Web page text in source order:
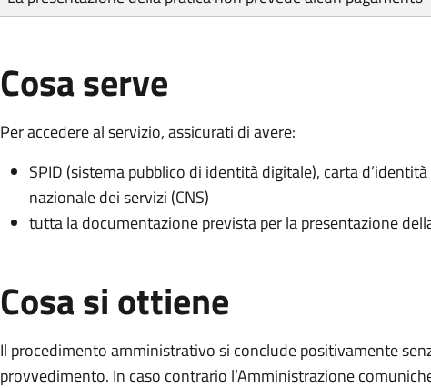
Cosa serve
Per accedere al servizio, assicurati di avere:
SPID (sistema pubblico di identità digitale), carta
nazionale dei servizi (CNS)
tutta la documentazione prevista per la presentazione
Cosa si ottiene
Il procedimento amministrativo si conclude positivamente
provvedimento. In caso contrario l’Amministrazione